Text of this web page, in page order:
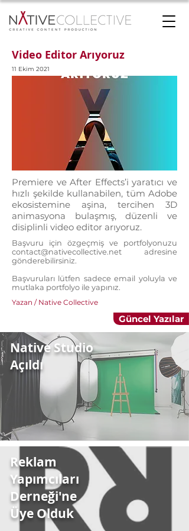
Video Editor Arıyoruz
11 Ekim 2021
Premiere ve After Effects’i yaratıcı ve
hızlı şekilde kullanabilen, tüm Adobe
ekosistemine aşina, tercihen 3D
animasyona bulaşmış, düzenli ve
disiplinli video editor arıyoruz.
Başvuru için özgeçmiş ve portfolyonuzu
contact@nativecollective.net adresine
gönderebilirsiniz.
Başvuruları lütfen sadece email yoluyla ve
mutlaka portfolyo ile yapınız.
Yazan / Native Collective
Güncel Yazılar
Native Studio
Açıldı
Reklam
Yapımcıları
Derneği'ne
Üye Olduk